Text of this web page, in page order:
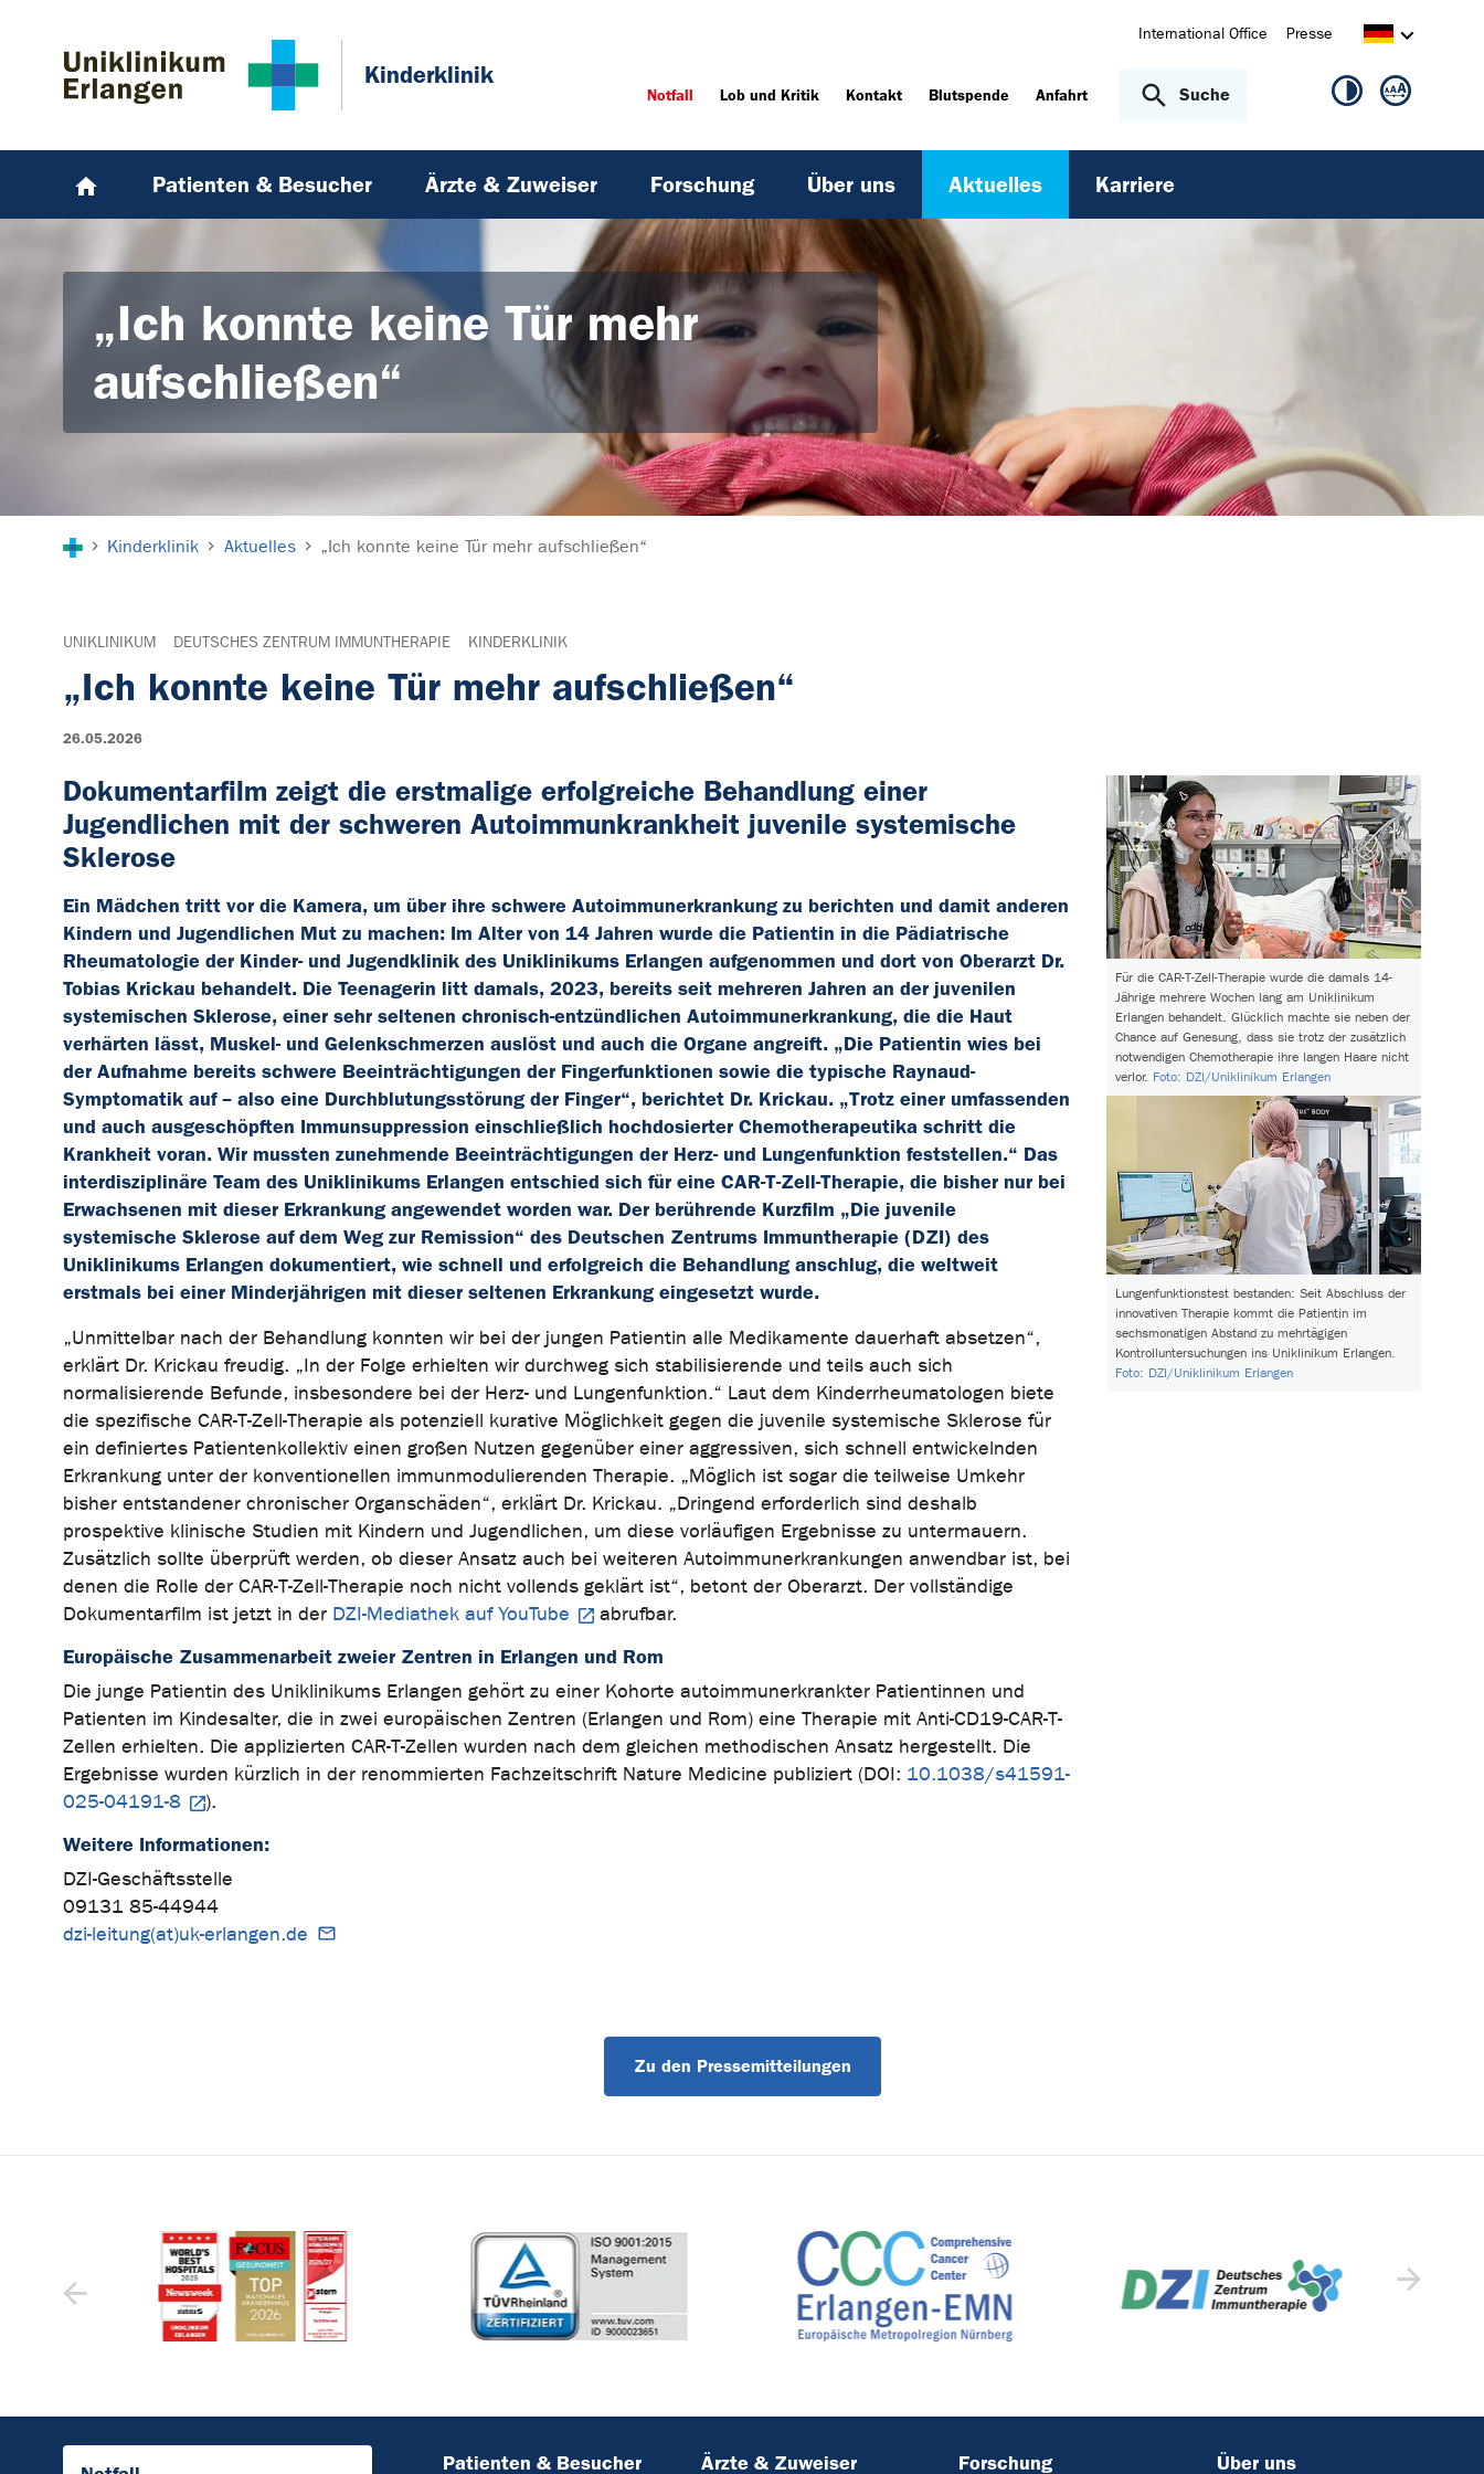
Kinderklinik
International Office Presse
Notfall Lob und Kritik Kontakt Blutspende Anfahrt Suche
Patienten & Besucher Ärzte & Zuweiser Forschung Über uns Aktuelles Karriere
„Ich konnte keine Tür mehr
aufschließen“
Kinderklinik Aktuelles „Ich konnte keine Tür mehr aufschließen“
UNIKLINIKUM DEUTSCHES ZENTRUM IMMUNTHERAPIE KINDERKLINIK
„Ich konnte keine Tür mehr aufschließen“
26.05.2026
Dokumentarfilm zeigt die erstmalige erfolgreiche Behandlung einer
Jugendlichen mit der schweren Autoimmunkrankheit juvenile systemische
Sklerose
Ein Mädchen tritt vor die Kamera, um über ihre schwere Autoimmunerkrankung zu berichten und damit anderen
Kindern und Jugendlichen Mut zu machen: Im Alter von 14 Jahren wurde die Patientin in die Pädiatrische
Rheumatologie der Kinder- und Jugendklinik des Uniklinikums Erlangen aufgenommen und dort von Oberarzt Dr.
Tobias Krickau behandelt. Die Teenagerin litt damals, 2023, bereits seit mehreren Jahren an der juvenilen
systemischen Sklerose, einer sehr seltenen chronisch-entzündlichen Autoimmunerkrankung, die die Haut
verhärten lässt, Muskel- und Gelenkschmerzen auslöst und auch die Organe angreift. „Die Patientin wies bei
der Aufnahme bereits schwere Beeinträchtigungen der Fingerfunktionen sowie die typische Raynaud-
Symptomatik auf – also eine Durchblutungsstörung der Finger“, berichtet Dr. Krickau. „Trotz einer umfassenden
und auch ausgeschöpften Immunsuppression einschließlich hochdosierter Chemotherapeutika schritt die
Krankheit voran. Wir mussten zunehmende Beeinträchtigungen der Herz- und Lungenfunktion feststellen.“ Das
interdisziplinäre Team des Uniklinikums Erlangen entschied sich für eine CAR-T-Zell-Therapie, die bisher nur bei
Erwachsenen mit dieser Erkrankung angewendet worden war. Der berührende Kurzfilm „Die juvenile
systemische Sklerose auf dem Weg zur Remission“ des Deutschen Zentrums Immuntherapie (DZI) des
Uniklinikums Erlangen dokumentiert, wie schnell und erfolgreich die Behandlung anschlug, die weltweit
erstmals bei einer Minderjährigen mit dieser seltenen Erkrankung eingesetzt wurde.
„Unmittelbar nach der Behandlung konnten wir bei der jungen Patientin alle Medikamente dauerhaft absetzen“,
erklärt Dr. Krickau freudig. „In der Folge erhielten wir durchweg sich stabilisierende und teils auch sich
normalisierende Befunde, insbesondere bei der Herz- und Lungenfunktion.“ Laut dem Kinderrheumatologen biete
die spezifische CAR-T-Zell-Therapie als potenziell kurative Möglichkeit gegen die juvenile systemische Sklerose für
ein definiertes Patientenkollektiv einen großen Nutzen gegenüber einer aggressiven, sich schnell entwickelnden
Erkrankung unter der konventionellen immunmodulierenden Therapie. „Möglich ist sogar die teilweise Umkehr
bisher entstandener chronischer Organschäden“, erklärt Dr. Krickau. „Dringend erforderlich sind deshalb
prospektive klinische Studien mit Kindern und Jugendlichen, um diese vorläufigen Ergebnisse zu untermauern.
Zusätzlich sollte überprüft werden, ob dieser Ansatz auch bei weiteren Autoimmunerkrankungen anwendbar ist, bei
denen die Rolle der CAR-T-Zell-Therapie noch nicht vollends geklärt ist“, betont der Oberarzt. Der vollständige
Dokumentarfilm ist jetzt in der DZI-Mediathek auf YouTube abrufbar.
Europäische Zusammenarbeit zweier Zentren in Erlangen und Rom
Die junge Patientin des Uniklinikums Erlangen gehört zu einer Kohorte autoimmunerkrankter Patientinnen und
Patienten im Kindesalter, die in zwei europäischen Zentren (Erlangen und Rom) eine Therapie mit Anti-CD19-CAR-T-
Zellen erhielten. Die applizierten CAR-T-Zellen wurden nach dem gleichen methodischen Ansatz hergestellt. Die
Ergebnisse wurden kürzlich in der renommierten Fachzeitschrift Nature Medicine publiziert (DOI: 10.1038/s41591-
025-04191-8
).
Weitere Informationen:
DZI-Geschäftsstelle
09131 85-44944
dzi-leitung(at)uk-erlangen.de
Für die CAR-T-Zell-Therapie wurde die damals 14-
Jährige mehrere Wochen lang am Uniklinikum
Erlangen behandelt. Glücklich machte sie neben der
Chance auf Genesung, dass sie trotz der zusätzlich
notwendigen Chemotherapie ihre langen Haare nicht
verlor. Foto: DZI/Uniklinikum Erlangen
Lungenfunktionstest bestanden: Seit Abschluss der
innovativen Therapie kommt die Patientin im
sechsmonatigen Abstand zu mehrtägigen
Kontrolluntersuchungen ins Uniklinikum Erlangen.
Foto: DZI/Uniklinikum Erlangen
Zu den Pressemitteilungen
Patienten & Besucher Ärzte & Zuweiser Forschung Über uns